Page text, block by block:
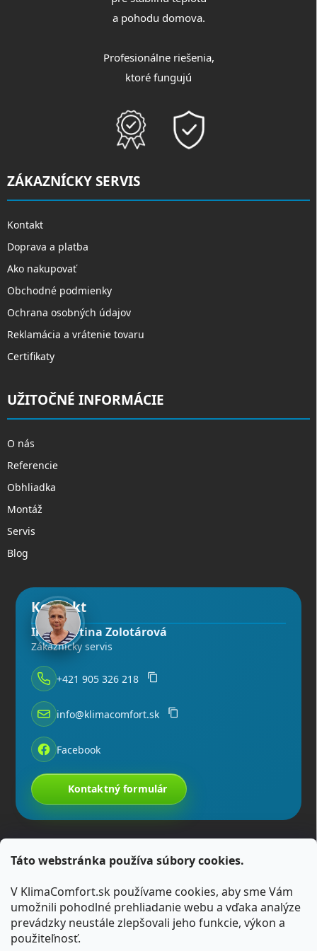
Táto webstránka používa súbory cookies.
V KlimaComfort.sk používame cookies, aby sme Vám
umožnili pohodlné prehliadanie webu a vďaka analýze
prevádzky neustále zlepšovali jeho funkcie, výkon a
použiteľnosť.
a pohodu domova.
Profesionálne riešenia,
ktoré fungujú
ZÁKAZNÍCKY SERVIS
Kontakt
Doprava a platba
Ako nakupovať
Obchodné podmienky
Ochrana osobných údajov
Reklamácia a vrátenie tovaru
Certifikaty
UŽITOČNÉ INFORMÁCIE
O nás
Referencie
Obhliadka
Montáž
Servis
Blog
Kontakt
Ing. Martina Zolotárová
Zákaznícky servis
+421 905 326 218
info@klimacomfort.sk
Facebook
Kontaktný formulár